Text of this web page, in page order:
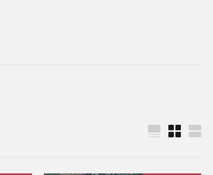
せ キンボール
ノルディック
らのご案内
北区のスポーツチーム
卓球